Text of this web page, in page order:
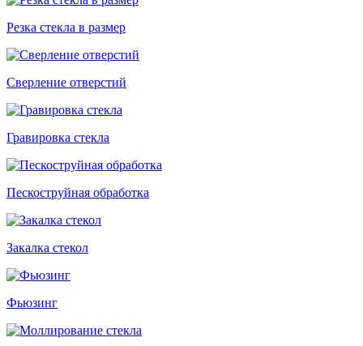
Резка стекла в размер
Сверление отверстий
Гравировка стекла
Пескоструйная обработка
Закалка стекол
Фьюзинг